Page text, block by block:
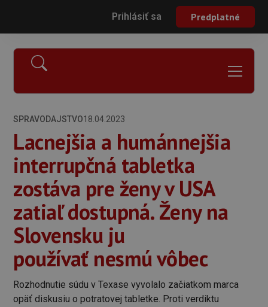
Prihlásiť sa Predplatné
SPRAVODAJSTVO18.04.2023
Lacnejšia a humánnejšia
interrupčná tabletka
zostáva pre ženy v USA
zatiaľ dostupná. Ženy na
Slovensku ju
používať nesmú vôbec
Rozhodnutie súdu v Texase vyvolalo začiatkom marca
opäť diskusiu o potratovej tabletke. Proti verdiktu